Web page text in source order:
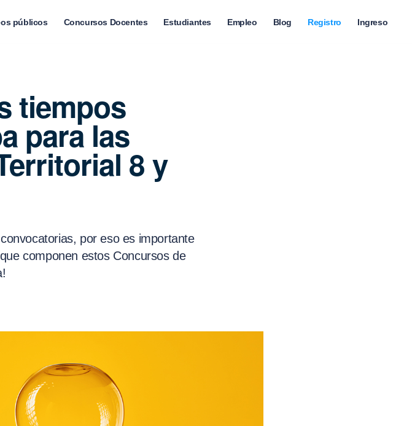
públicos Concursos Docentes Estudiantes Empleo Blog Registro Ingreso
tiempos
para las
8 y
por eso es importante
componen estos Concursos de